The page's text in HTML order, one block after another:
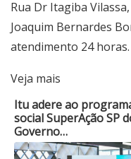
Rua Dr Itagiba
Joaquim Bernardes
atendimento 24 horas.
Veja mais
Itu adere ao
social SuperAção SP
Governo…